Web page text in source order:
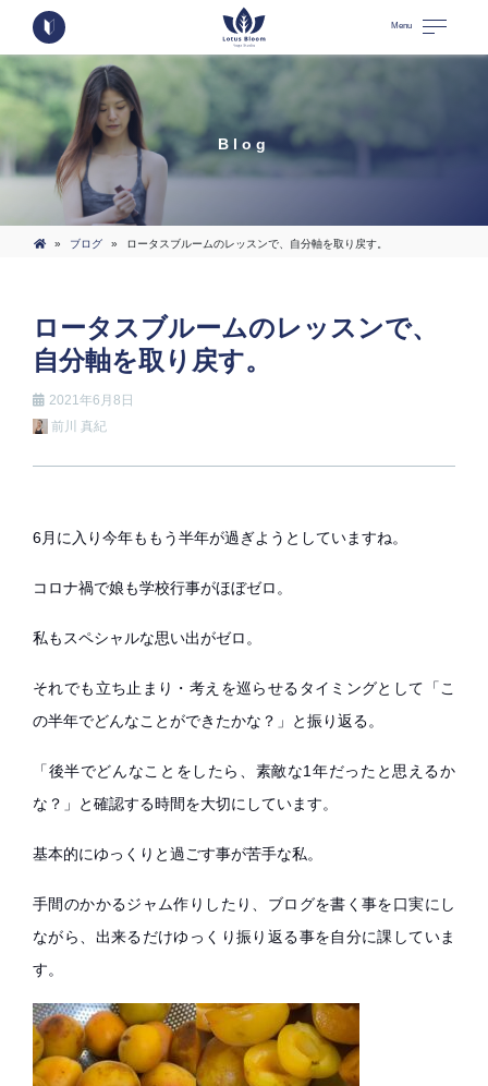
Menu
Blog
» ブログ » ロータスブルームのレッスンで、自分軸を取り戻す。
ロータスブルームのレッスンで、
自分軸を取り戻す。
2021年6月8日
前川 真紀
6月に入り今年ももう半年が過ぎようとしていますね。
コロナ禍で娘も学校行事がほぼゼロ。
私もスペシャルな思い出がゼロ。
それでも立ち止まり・考えを巡らせるタイミングとして「こ
の半年でどんなことができたかな？」と振り返る。
「後半でどんなことをしたら、素敵な1年だったと思えるか
な？」と確認する時間を大切にしています。
基本的にゆっくりと過ごす事が苦手な私。
手間のかかるジャム作りしたり、ブログを書く事を口実にし
ながら、出来るだけゆっくり振り返る事を自分に課していま
す。